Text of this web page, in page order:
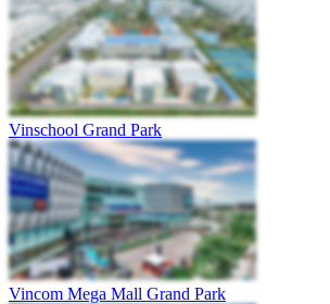
Vinschool Grand Park
Vincom Mega Mall Grand Park